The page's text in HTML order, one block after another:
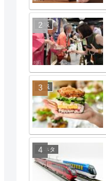
地域
地域
街ネタ